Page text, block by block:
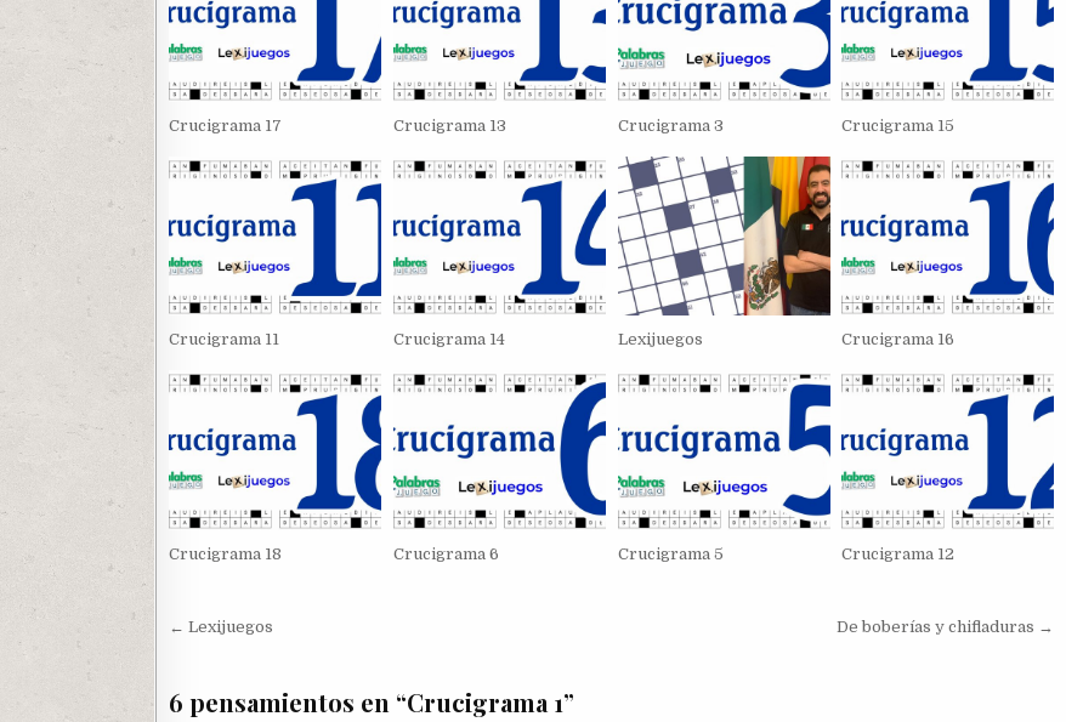
Crucigrama 17 Crucigrama 13 Crucigrama 3 Crucigrama 15
Crucigrama 11 Crucigrama 14 Lexijuegos Crucigrama 16
Crucigrama 18 Crucigrama 6 Crucigrama 5 Crucigrama 12
Navegación
entradas
← Lexijuegos De boberías y chifladuras →
6 pensamientos en “Crucigrama 1”